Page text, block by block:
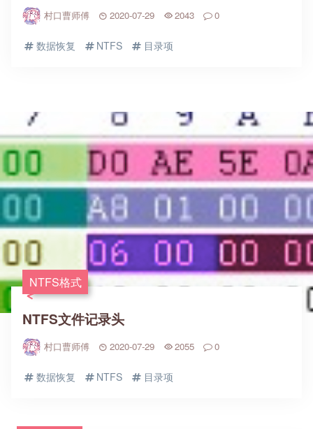
村口曹师傅 2020-07-29 2043 0
数据恢复 NTFS 目录项
NTFS格式
NTFS文件记录头
村口曹师傅 2020-07-29 2055 0
数据恢复 NTFS 目录项